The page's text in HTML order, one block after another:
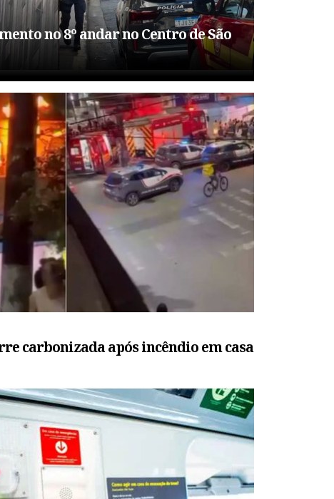
no 8º andar no Centro de São
carbonizada após incêndio em casa